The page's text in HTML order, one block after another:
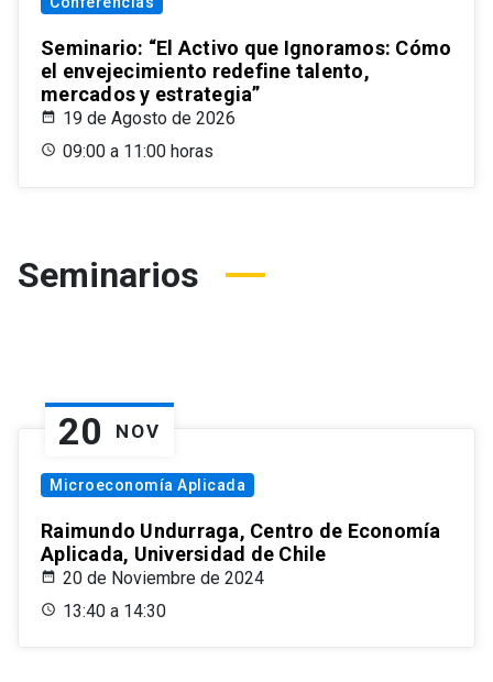
Seminario: “El Activo que Ignoramos: Cómo
el envejecimiento redefine talento,
mercados y estrategia”
19 de Agosto de 2026
09:00 a 11:00 horas
Seminarios
20 NOV
Microeconomía Aplicada
Raimundo Undurraga, Centro de Economía
Aplicada, Universidad de Chile
20 de Noviembre de 2024
13:40 a 14:30